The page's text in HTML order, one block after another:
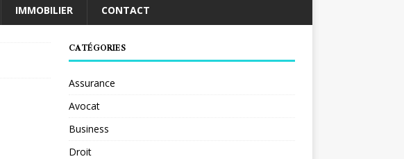
IMMOBILIER CONTACT
CATÉGORIES
Assurance
Avocat
Business
Droit